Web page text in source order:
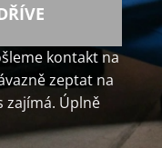
kontakt na
zeptat na
zajímá. Úplně